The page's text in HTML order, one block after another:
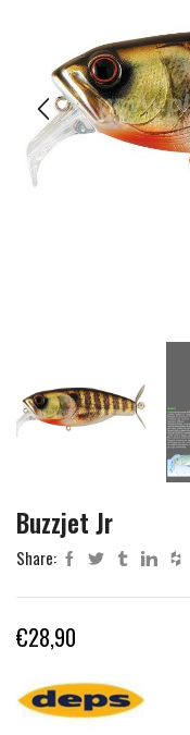
Buzzjet Jr
Share:
€28,90